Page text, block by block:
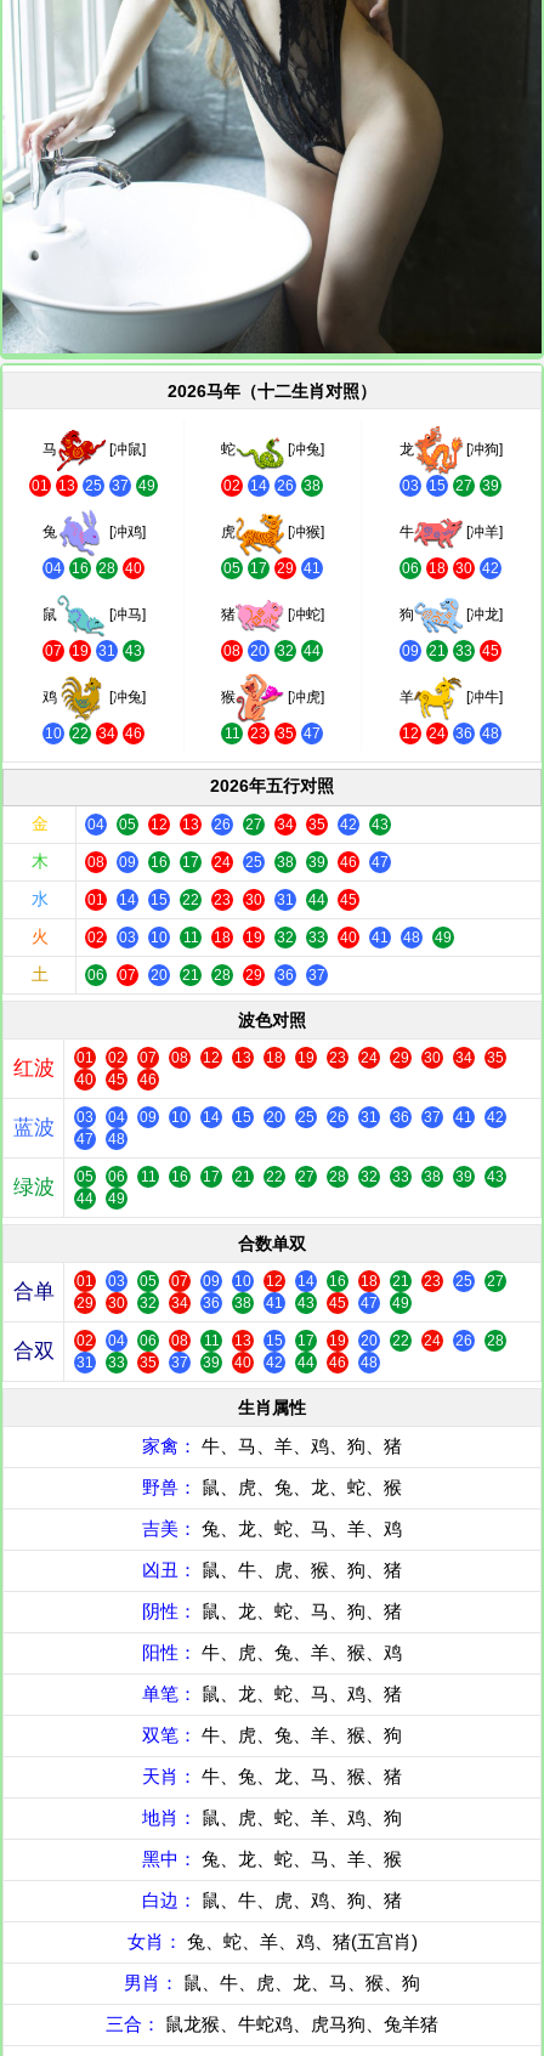
2026马年（十二生肖对照）
马 [冲鼠]
01 13 25 37 49
蛇 [冲兔]
02 14 26 38
龙 [冲狗]
03 15 27 39
兔 [冲鸡]
04 16 28 40
虎 [冲猴]
05 17 29 41
牛 [冲羊]
06 18 30 42
鼠 [冲马]
07 19 31 43
猪 [冲蛇]
08 20 32 44
狗 [冲龙]
09 21 33 45
鸡 [冲兔]
10 22 34 46
猴 [冲虎]
11 23 35 47
羊 [冲牛]
12 24 36 48
2026年五行对照
金
04 05 12 13 26 27 34 35 42 43
木 08 09 16 17 24 25 38 39 46 47
水 01 14 15 22 23 30 31 44 45
火 02 03 10 11 18 19 32 33 40 41 48 49
土 06 07 20 21 28 29 36 37
波色对照
红波 01 02 07 08 12 13 18 19 23 24 29 30 34
35
40
45 46
蓝波 03 04 09 10 14 15 20 25 26 31 36 37 41
42
47
48
绿波 05 06 11 16 17 21 22 27 28 32 33 38 39
43
44
49
合数单双
合单 01 03 05 07 09 10 12 14 16 18 21 23 25
27
29
30 32 34 36 38 41 43 45 47 49
合双 02 04 06 08 11 13 15 17 19 20 22 24 26
28
31
33 35 37 39 40 42 44 46 48
生肖属性
家禽： 牛、马、羊、鸡、狗、猪
野兽： 鼠、虎、兔、龙、蛇、猴
吉美： 兔、龙、蛇、马、羊、鸡
凶丑： 鼠、牛、虎、猴、狗、猪
阴性： 鼠、龙、蛇、马、狗、猪
阳性： 牛、虎、兔、羊、猴、鸡
单笔： 鼠、龙、蛇、马、鸡、猪
双笔： 牛、虎、兔、羊、猴、狗
天肖： 牛、兔、龙、马、猴、猪
地肖： 鼠、虎、蛇、羊、鸡、狗
黑中： 兔、龙、蛇、马、羊、猴
白边： 鼠、牛、虎、鸡、狗、猪
女肖： 兔、蛇、羊、鸡、猪(五宫肖)
男肖： 鼠、牛、虎、龙、马、猴、狗
三合： 鼠龙猴、牛蛇鸡、虎马狗、兔羊猪